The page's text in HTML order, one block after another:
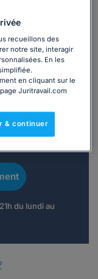
par
du lundi au
recueillons des
notre site, interagir
En les
en cliquant sur le
Juritravail.com
& continuer